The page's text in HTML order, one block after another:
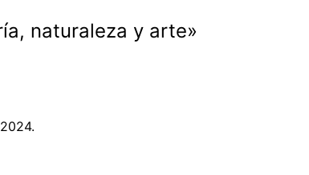
naturaleza y arte»